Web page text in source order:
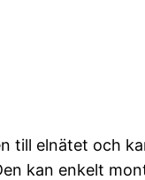
till elnätet och
kan enkelt